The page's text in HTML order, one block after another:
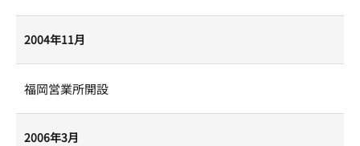
2004年11月
福岡営業所開設
2006年3月